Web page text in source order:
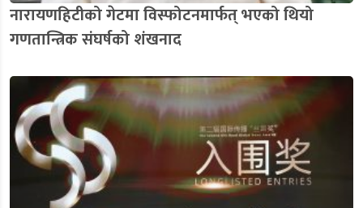
नारायणहिटीको गेटमा विस्फोटनमार्फत् भएको थियो
गणतान्त्रिक संघर्षको शंखनाद